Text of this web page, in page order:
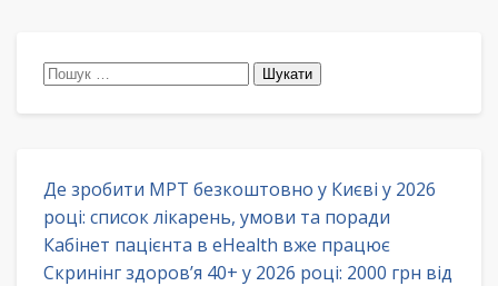
Пошук:
Де зробити МРТ безкоштовно у Києві у 2026
році: список лікарень, умови та поради
Кабінет пацієнта в eHealth вже працює
Скринінг здоров’я 40+ у 2026 році: 2000 грн від